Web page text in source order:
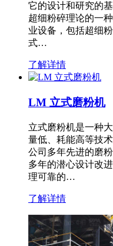
它的设计和研究的
超细粉碎理论的一
业设备，包括超细
式…
了解详情
LM 立式磨粉机
立式磨粉机是一种
量低、耗能高等技
公司多年先进的磨
多年的潜心设计改
理可靠的…
了解详情